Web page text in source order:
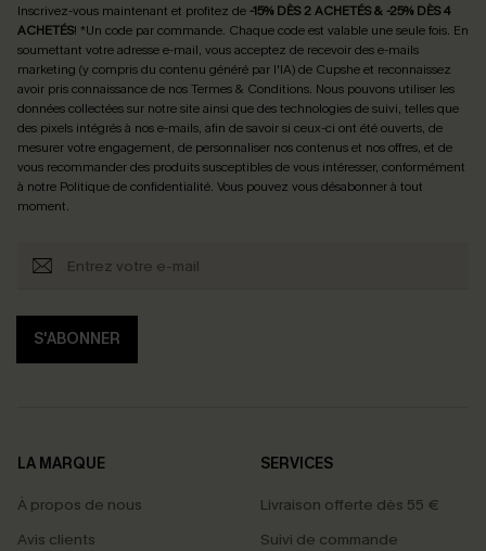
Inscrivez-vous maintenant et profitez de -15% DÈS 2 ACHETÉS & -25% DÈS 4
ACHETÉS! *Un code par commande. Chaque code est valable une seule fois. En
soumettant votre adresse e-mail, vous acceptez de recevoir des e-mails
marketing (y compris du contenu généré par l'IA) de Cupshe et reconnaissez
avoir pris connaissance de nosTermes & Conditions. Nous pouvons utiliser les
données collectées sur notre site ainsi que des technologies de suivi, telles que
des pixels intégrés à nos e-mails, afin de savoir si ceux-ci ont été ouverts, de
mesurer votre engagement, de personnaliser nos contenus et nos offres, et de
vous recommander des produits susceptibles de vous intéresser, conformément
à notre Politique de confidentialité. Vous pouvez vous désabonner à tout
moment.
S'ABONNER
LA MARQUE
À propos de nous
Avis clients
SERVICES
Livraison offerte dès 55 €
Suivi de commande